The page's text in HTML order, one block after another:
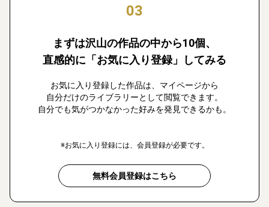
03
まずは沢山の作品の中から10個、
直感的に「お気に入り登録」してみる
お気に入り登録した作品は、マイページから
自分だけのライブラリーとして閲覧できます。
自分でも気がつかなかった好みを発見できるかも。
※お気に入り登録には、会員登録が必要です。
無料会員登録はこちら